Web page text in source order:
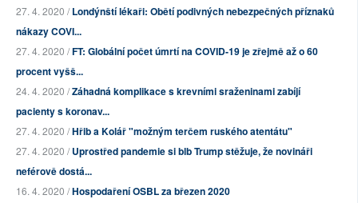
27. 4. 2020 /Londýnští lékaři: Obětí podivných nebezpečných příznaků
nákazy COVI...
27. 4. 2020 /FT: Globální počet úmrtí na COVID-19 je zřejmě až o 60
procent vyšš...
24. 4. 2020 /Záhadná komplikace s krevními sraženinami zabíjí
pacienty s koronav...
27. 4. 2020 /Hřib a Kolář "možným terčem ruského atentátu"
27. 4. 2020 /Uprostřed pandemie si blb Trump stěžuje, že novináři
neférově dostá...
16. 4. 2020 /Hospodaření OSBL za březen 2020